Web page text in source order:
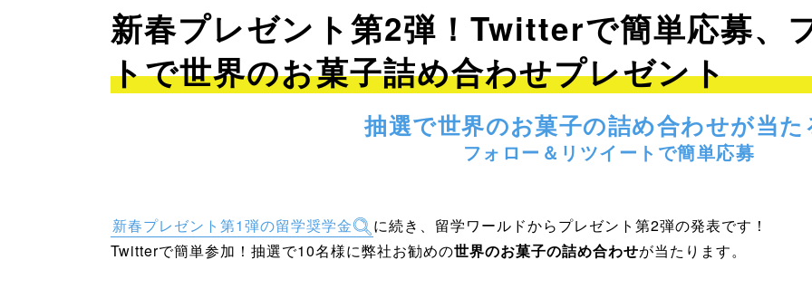
新春プレゼント第2弾！Twitterで簡単応募、
トで世界のお菓子詰め合わせプレゼント
抽選で世界のお菓子の詰め合わせが当た
フォロー＆リツイートで簡単応募
新春プレゼント第1弾の留学奨学金
に続き、留学ワールドからプレゼント第2弾の発表です！
Twitterで簡単参加！抽選で10名様に弊社お勧めの世界のお菓子の詰め合わせが当たります。